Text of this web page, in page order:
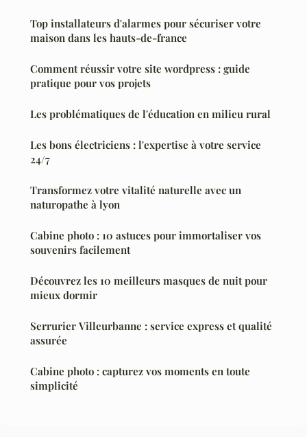
Top installateurs d'alarmes pour sécuriser votre
maison dans les hauts-de-france
Comment réussir votre site wordpress : guide
pratique pour vos projets
Les problématiques de l'éducation en milieu rural
Les bons électriciens : l'expertise à votre service
24/7
Transformez votre vitalité naturelle avec un
naturopathe à lyon
Cabine photo : 10 astuces pour immortaliser vos
souvenirs facilement
Découvrez les 10 meilleurs masques de nuit pour
mieux dormir
Serrurier Villeurbanne : service express et qualité
assurée
Cabine photo : capturez vos moments en toute
simplicité